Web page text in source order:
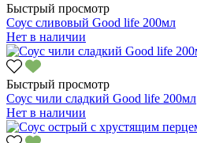
Быстрый просмотр
Соус сливовый Good life 200мл
Нет в наличии
Быстрый просмотр
Соус чили сладкий Good life 200мл
Нет в наличии